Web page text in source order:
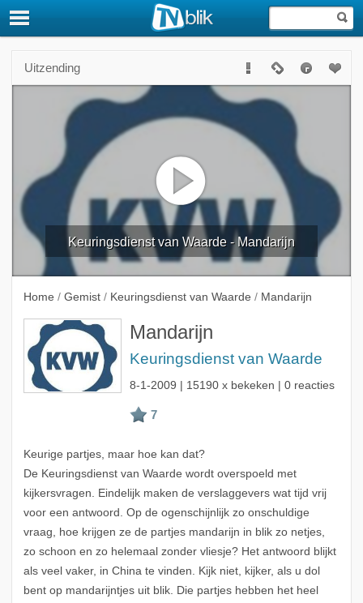
Uitzending
Keuringsdienst van Waarde - Mandarijn
Home / Gemist / Keuringsdienst van Waarde / Mandarijn
Mandarijn
Keuringsdienst van Waarde
8-1-2009 | 15190 x bekeken | 0 reacties
Keurige partjes, maar hoe kan dat?
De Keuringsdienst van Waarde wordt overspoeld met
kijkersvragen. Eindelijk maken de verslaggevers wat tijd vrij
voor een antwoord. Op de ogenschijnlijk zo onschuldige
vraag, hoe krijgen ze de partjes mandarijn in blik zo netjes,
zo schoon en zo helemaal zonder vliesje? Het antwoord blijkt
als veel vaker, in China te vinden. Kijk niet, kijker, als u dol
bent op mandarijntjes uit blik. Die partjes hebben het heel